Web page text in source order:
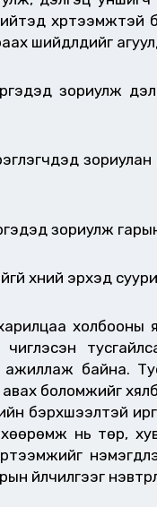
шийдлүүдийг
зориулж дэлгэц
зориулан
зориулж гарын
хүний эрхэд
холбооны
ажиллаж байна.
боломжийг
бэрхшээлтэй
нь төр,
хүртээмжийг
үйлчилгээг